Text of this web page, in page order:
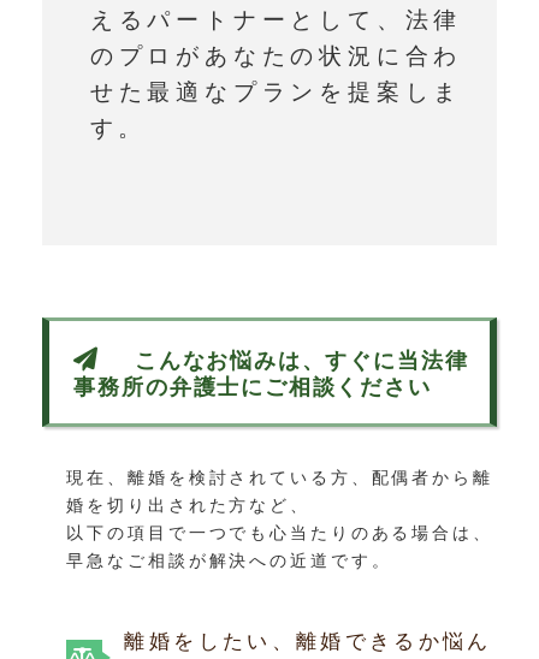
えるパートナーとして、法律
のプロがあなたの状況に合わ
せた最適なプランを提案しま
す。
こんなお悩みは、すぐに当法律
事務所の弁護士にご相談ください
現在、離婚を検討されている方、配偶者から離
婚を切り出された方など、
以下の項目で一つでも心当たりのある場合は、
早急なご相談が解決への近道です。
離婚をしたい、離婚できるか悩ん